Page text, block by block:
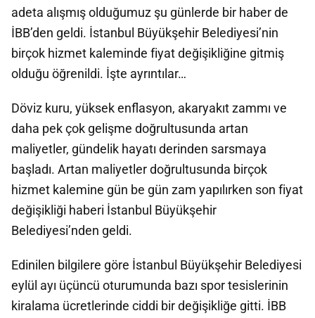
adeta alışmış olduğumuz şu günlerde bir haber de
İBB’den geldi. İstanbul Büyükşehir Belediyesi’nin
birçok hizmet kaleminde fiyat değişikliğine gitmiş
olduğu öğrenildi. İşte ayrıntılar…
Döviz kuru, yüksek enflasyon, akaryakıt zammı ve
daha pek çok gelişme doğrultusunda artan
maliyetler, gündelik hayatı derinden sarsmaya
başladı. Artan maliyetler doğrultusunda birçok
hizmet kalemine gün be gün zam yapılırken son fiyat
değişikliği haberi İstanbul Büyükşehir
Belediyesi’nden geldi.
Edinilen bilgilere göre İstanbul Büyükşehir Belediyesi
eylül ayı üçüncü oturumunda bazı spor tesislerinin
kiralama ücretlerinde ciddi bir değişikliğe gitti. İBB